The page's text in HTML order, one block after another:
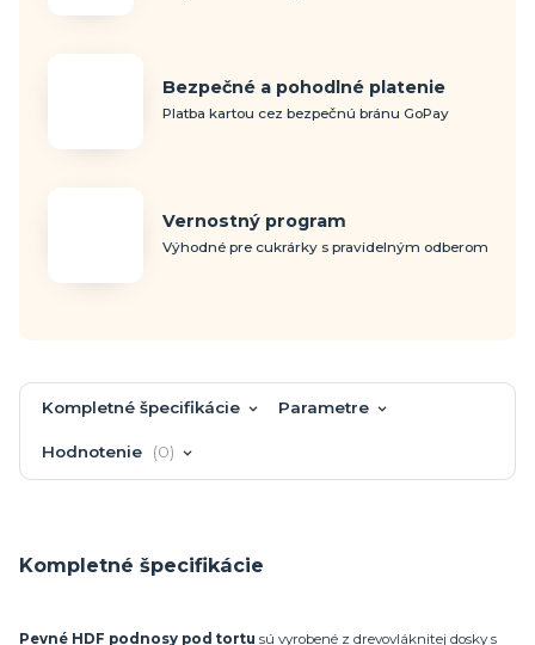
Bezpečné a pohodlné platenie
Platba kartou cez bezpečnú bránu GoPay
Vernostný program
Výhodné pre cukrárky s pravidelným odberom
Kompletné špecifikácie Parametre
Hodnotenie 0
Kompletné špecifikácie
Pevné HDF podnosy pod tortu sú vyrobené z drevovláknitej dosky s